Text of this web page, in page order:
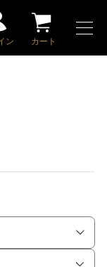
ン カート